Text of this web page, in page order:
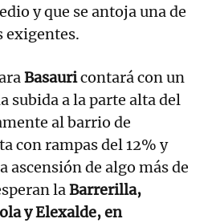
y que se antoja una de
exigentes.
Basauricontará con un
subida a la parte alta del
al barrio de
con rampas del 12% y
ascensión de algo más de
laBarrerilla,
y Elexalde, en